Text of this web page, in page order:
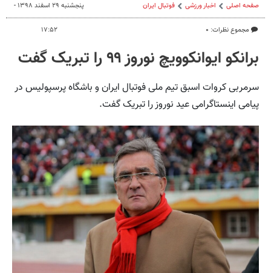
صفحه اصلی اخبار ورزشی فوتبال ايران
مجموع نظرات: ۰
پنجشنبه ۲۹ اسفند ۱۳۹۸ -
۱۷:۵۲
برانکو ایوانکوویچ نوروز ۹۹ را تبریک گفت
سرمربی کروات اسبق تیم ملی فوتبال ایران و باشگاه پرسپولیس در
پیامی اینستاگرامی عید نوروز را تبریک گفت.